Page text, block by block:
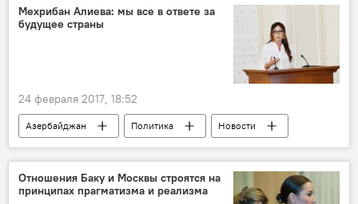
Мехрибан Алиева: мы все в ответе за
будущее страны
24 февраля 2017, 18:52
Азербайджан Политика
Новости
Первая леди Азербайджана Мехрибан Алиева
благодарность
поздравление
признательность
Отношения Баку и Москвы строятся на
принципах прагматизма и реализма